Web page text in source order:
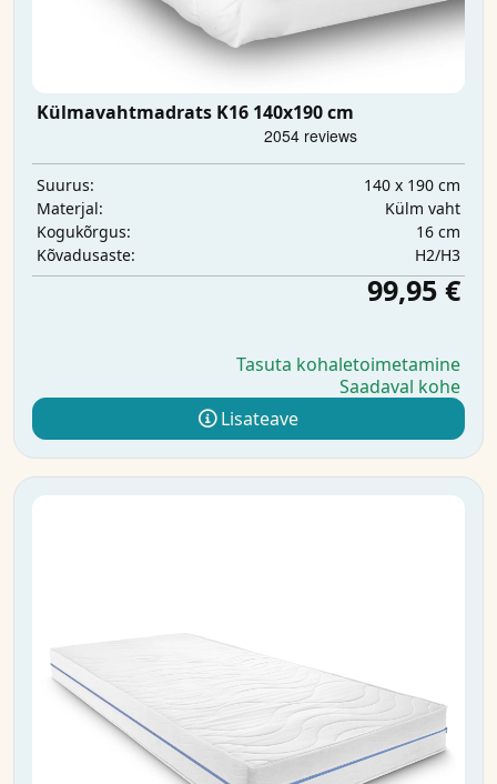
Külmavahtmadrats K16 140x190 cm
Suurus:
140 x 190 cm
Materjal:
Külm vaht
Kogukõrgus:
16 cm
Kõvadusaste:
H2/H3
99,95 €
Tasuta kohaletoimetamine
Saadaval kohe
Lisateave